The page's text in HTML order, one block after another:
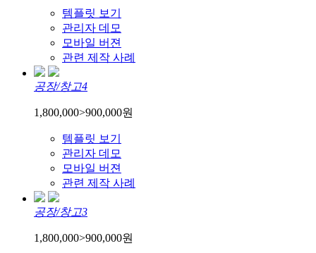
템플릿 보기
관리자 데모
모바일 버젼
관련 제작 사례
공장/창고4
1,800,000>900,000원
템플릿 보기
관리자 데모
모바일 버젼
관련 제작 사례
공장/창고3
1,800,000>900,000원